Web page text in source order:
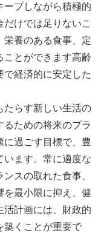
ープしながら積極的
けでは足りないこ
栄養のある食事、定
ことができます高齢
経済的に安定した
たらす新しい生活の
るための将来のプラ
に過ごす目標で、豊
います。常に適度な
スの取れた食事、
を最小限に抑え、健
活計画には、財政的
築くことが重要で